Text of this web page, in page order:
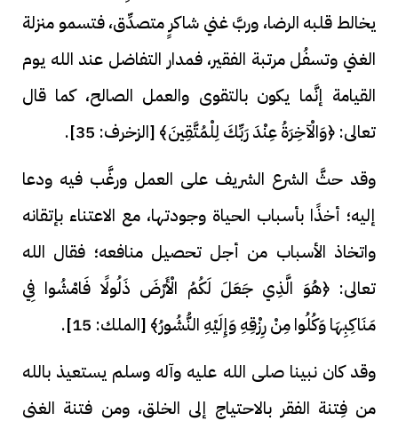
يخالط قلبه الرضا، وربَّ غني شاكرٍ متصدِّق، فتسمو منزلة
الغني وتسفُل مرتبة الفقير، فمدار التفاضل عند الله يوم
القيامة إنَّما يكون بالتقوى والعمل الصالح، كما قال
تعالى: ﴿وَالْآخِرَةُ عِنْدَ رَبِّكَ لِلْمُتَّقِينَ﴾ [الزخرف: 35].
وقد حثَّ الشرع الشريف على العمل ورغَّب فيه ودعا
إليه؛ أخذًا بأسباب الحياة وجودتها، مع الاعتناء بإتقانه
واتخاذ الأسباب من أجل تحصيل منافعه؛ فقال الله
تعالى: ﴿هُوَ الَّذِي جَعَلَ لَكُمُ الْأَرْضَ ذَلُولًا فَامْشُوا فِي
مَنَاكِبِهَا وَكُلُوا مِنْ رِزْقِهِ وَإِلَيْهِ النُّشُورُ﴾ [الملك: 15].
وقد كان نبينا صلى الله عليه وآله وسلم يستعيذ بالله
من فِتنة الفقر بالاحتياج إلى الخلق، ومن فتنة الغنى